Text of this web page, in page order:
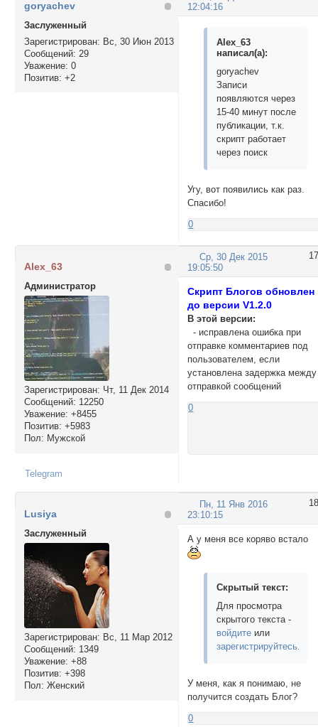
12:04:16
goryachev
Заслуженный
Зарегистрирован: Вс, 30 Июн 2013
Сообщений: 29
Уважение: 0
Позитив: +2
Alex_63
написал(а):
goryachev
Записи
появляются через
15-40 минут после
публикации, т.к.
скрипт работает
через поиск
Угу, вот появились как раз.
Спасибо!
0
17
Ср, 30 Дек 2015
19:05:50
Alex_63
Администратор
Зарегистрирован: Чт, 11 Дек 2014
Сообщений: 12250
Уважение: +8455
Позитив: +5983
Пол: Мужской
Скрипт Блогов обновлен
до версии V1.2.0
В этой версии:
- исправлена ошибка при
отправке комментариев под
пользователем, если
установлена задержка между
отправкой сообщений
0
Telegram
18
Пн, 11 Янв 2016
23:10:15
Lusiya
Заслуженный
Зарегистрирован: Вс, 11 Мар 2012
Сообщений: 1349
Уважение: +88
Позитив: +398
Пол: Женский
А у меня все коряво встало
Скрытый текст:
Для просмотра
скрытого текста -
войдите или
зарегистрируйтесь
У меня, как я понимаю, не
получится создать Блог?
0